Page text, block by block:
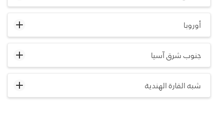
أوروبا
جنوب شرق آسيا
شبه القارة الهندية